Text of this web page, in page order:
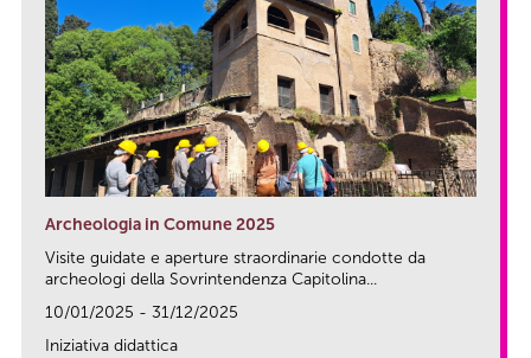
Archeologia in Comune 2025
Visite guidate e aperture straordinarie condotte da
archeologi della Sovrintendenza Capitolina...
10/01/2025 - 31/12/2025
Iniziativa didattica